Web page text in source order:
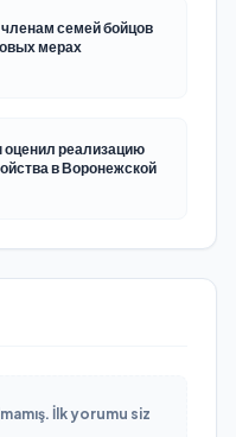
семей бойцов
мерах
реализацию
в Воронежской
İlk yorumu siz